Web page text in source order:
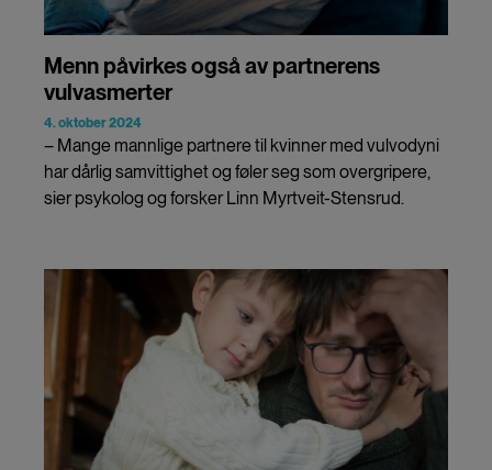
Menn påvirkes også av partnerens
vulvasmerter
4. oktober 2024
– Mange mannlige partnere til kvinner med vulvodyni
har dårlig samvittighet og føler seg som overgripere,
sier psykolog og forsker Linn Myrtveit-Stensrud.